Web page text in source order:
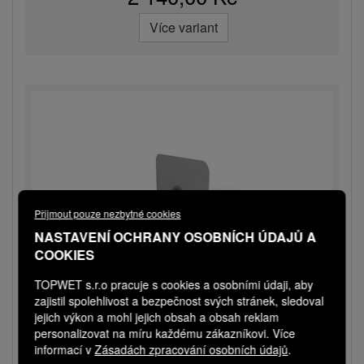
Přijmout pouze nezbytné cookies
NASTAVENÍ OCHRANY OSOBNÍCH ÚDAJŮ A
COOKIES
TOPWET s.r.o pracuje s cookies a osobními údaji, aby
zajistil spolehlivost a bezpečnost svých stránek, sledoval
jejich výkon a mohl jejich obsah a obsah reklam
personalizovat na míru každému zákazníkovi. Více
informací vZásadách zpracování osobních údajů.
Více variant
TWC 50 EPDM
Chrlič kulatý s integrovanou EPDM manžetou